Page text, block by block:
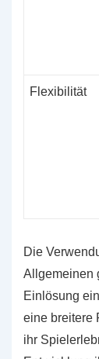
Flexibilität
Die
Allgemeinen
Einlösung
eine breitere
ihr